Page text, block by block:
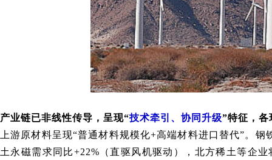
产业链已非线性传导，呈现“技术牵引、协同升级”特征，各
上游原材料呈现“普通材料规模化+高端材料进口替代”。
土永磁需求同比+22%（直驱风机驱动），北方稀土等企